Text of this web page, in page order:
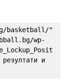
basketball/"
wp-
и